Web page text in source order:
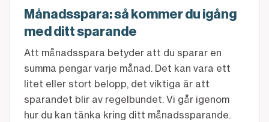
Månadsspara: så kommer du igång
med ditt sparande
Att månadsspara betyder att du sparar en
summa pengar varje månad. Det kan vara ett
litet eller stort belopp, det viktiga är att
sparandet blir av regelbundet. Vi går igenom
hur du kan tänka kring ditt månadssparande.